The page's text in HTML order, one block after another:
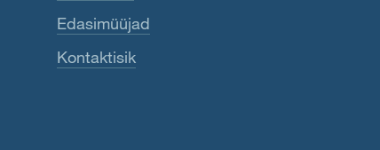
Edasimüüjad
Kontaktisik